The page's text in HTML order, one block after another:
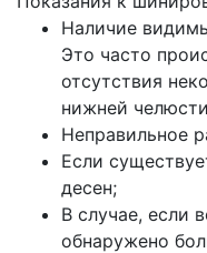
Наличие
Это часто
отсутствия
нижней
Неправильное
Если
десен;
В случае, если
обнаружено